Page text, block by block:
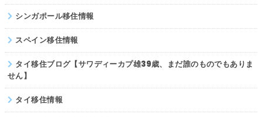
シンガポール移住情報
スペイン移住情報
タイ移住ブログ【サワディーカプ雄39歳、まだ誰のものでもありま
せん】
タイ移住情報